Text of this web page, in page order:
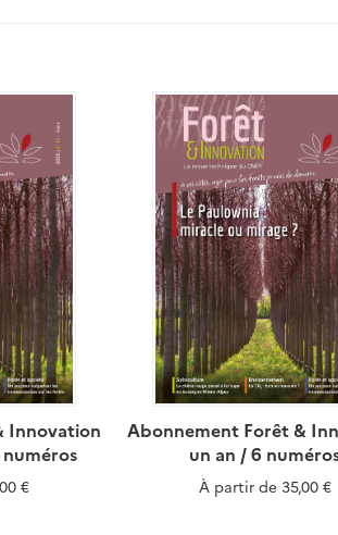
Innovation
€
Abonnement Forêt &
un an / 6
À partir de 35,00 €